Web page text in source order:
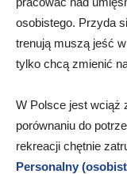
osobistego. Przyda
trenują muszą jeść
tylko chcą zmienić
W Polsce jest wciąż
porównaniu do
rekreacji chętnie
Personalny